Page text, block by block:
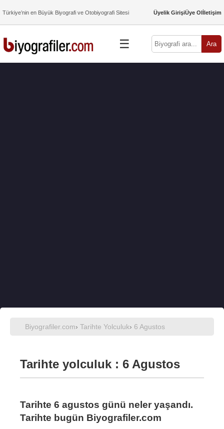
Türkiye’nin en Büyük Biyografi ve Otobiyografi Sitesi Üyelik GirişiÜye Olİletişim
☰ Ara
Biyografiler.com› Tarihte Yolculuk› 6 Agustos
Tarihte yolculuk : 6 Agustos
Tarihte 6 agustos günü neler yaşandı.
Tarihte bugün Biyografiler.com